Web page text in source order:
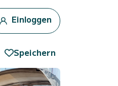
Einloggen
Speichern